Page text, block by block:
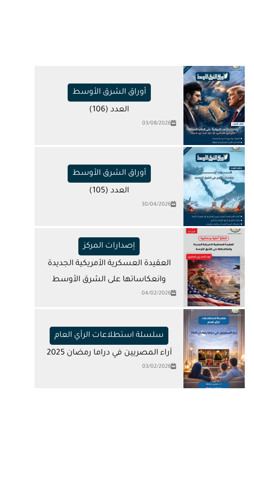
أوراق الشرق الأوسط
العدد (106)
03/08/2026
أوراق الشرق الأوسط
العدد (105)
30/04/2026
إصدارات المركز
العقيدة العسكرية الأمريكية الجديدة
وانعكاساتها على الشرق الأوسط
04/02/2026
سلسلة استطلاعات الرأي العام
آراء المصريين في دراما رمضان 2025
03/02/2026